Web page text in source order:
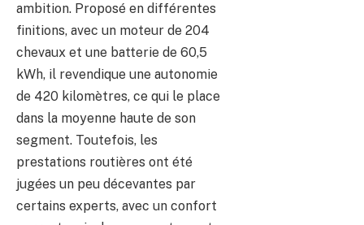
ambition. Proposé en différentes
finitions, avec un moteur de 204
chevaux et une batterie de 60,5
kWh, il revendique une autonomie
de 420 kilomètres, ce qui le place
dans la moyenne haute de son
segment. Toutefois, les
prestations routières ont été
jugées un peu décevantes par
certains experts, avec un confort